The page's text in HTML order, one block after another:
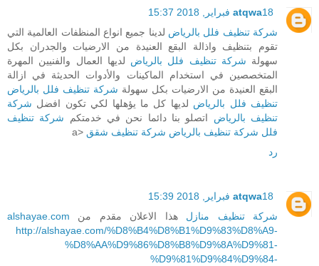
atqwa18 فبراير, 2018 15:37
شركة تنظيف فلل بالرياض لدينا جميع انواع المنظفات العالمية التي
تقوم بتنظيف واذالة البقع العنيدة من الارضيات والجدران بكل
سهولة شركة تنظيف فلل بالرياض لديها العمال والفنيين المهرة
المتخصصين في استخدام الماكينات والأدوات الحديثة في ازالة
البقع العنيدة من الارضيات بكل سهولة شركة تنظيف فلل بالرياض
تنظيف فلل بالرياض لديها كل ما يؤهلها لكي تكون افضل شركة
تنظيف بالرياض اتصلو بنا دائما نحن في خدمتكم شركة تنظيف
فلل شركة تنظيف بالرياض شركة تنظيف شقق <a
رد
atqwa18 فبراير, 2018 15:39
شركة تنظيف منازل هذا الاعلان مقدم من alshayae.com
http://alshayae.com/%D8%B4%D8%B1%D9%83%D8%A9-
%D8%AA%D9%86%D8%B8%D9%8A%D9%81-
%D9%81%D9%84%D9%84-